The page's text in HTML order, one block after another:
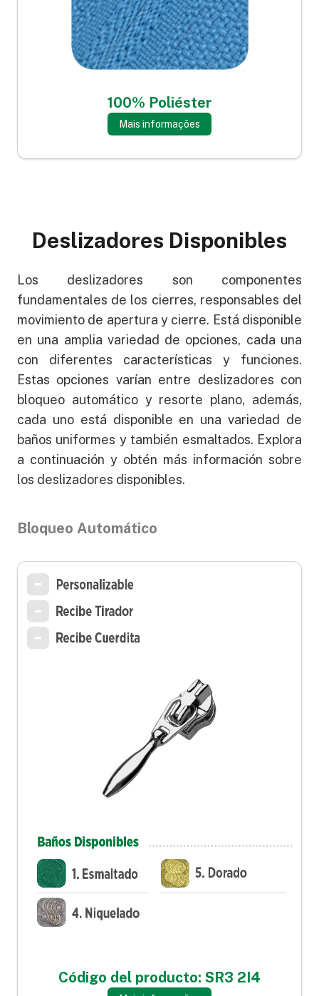
100% Poliéster
Mais informações
Deslizadores Disponibles
Los deslizadores son componentes
fundamentales de los cierres, responsables del
movimiento de apertura y cierre. Está disponible
en una amplia variedad de opciones, cada una
con diferentes características y funciones.
Estas opciones varían entre deslizadores con
bloqueo automático y resorte plano, además,
cada uno está disponible en una variedad de
baños uniformes y también esmaltados. Explora
a continuación y obtén más información sobre
los deslizadores disponibles.
Bloqueo Automático
Código del producto: SR3 2I4